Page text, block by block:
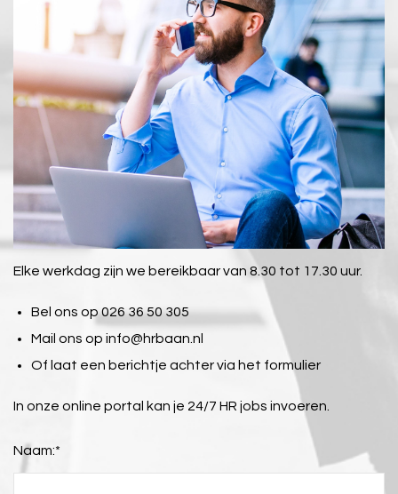
Elke werkdag zijn we bereikbaar van 8.30 tot 17.30 uur.
Bel ons op 026 36 50 305
Mail ons op info@hrbaan.nl
Of laat een berichtje achter via het formulier
In onze online portal kan je 24/7 HR jobs invoeren.
Naam:*